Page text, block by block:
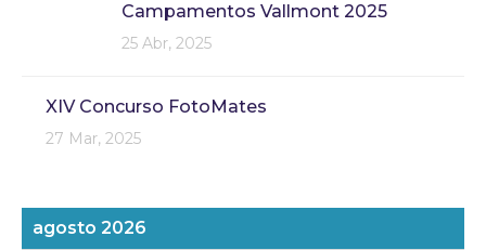
Campamentos Vallmont 2025
25 Abr, 2025
XIV Concurso FotoMates
27 Mar, 2025
agosto 2026